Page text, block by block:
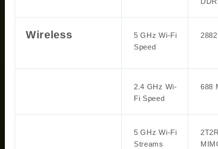
Wireless
5 GHz Wi-Fi
Speed
2.4 GHz Wi-
Fi Speed
688
5 GHz Wi-Fi
Streams